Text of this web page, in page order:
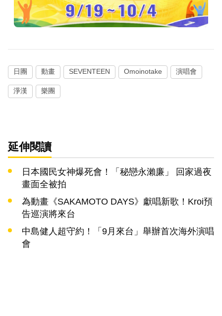
日團 動畫 SEVENTEEN Omoinotake 演唱會
淨漢 樂團
延伸閱讀
日本國民女神爆死會！「秘戀永瀨廉」 回家過夜
畫面全被拍
為動畫《SAKAMOTO DAYS》獻唱新歌！Kroi預
告巡演將來台
中島健人超守約！「9月來台」舉辦首次海外演唱
會